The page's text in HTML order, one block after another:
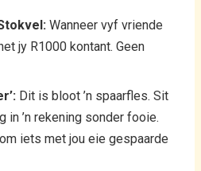
Wanneer vyf vriende
jy R1000 kontant. Geen
Dit is bloot ’n spaarfles. Sit
in ’n rekening sonder fooie.
iets met jou eie gespaarde